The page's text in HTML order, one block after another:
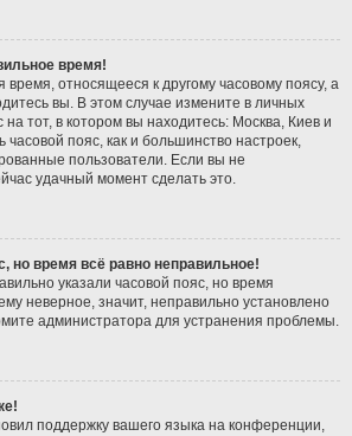
время!
относящееся к другому часовому поясу, а
вы. В этом случае измените в личных
на тот, в котором вы находитесь: Москва, Киев и
часовой пояс, как и большинство настроек,
пользователи. Если вы не
удачный момент сделать это.
но время всё равно неправильное!
указали часовой пояс, но время
неверное, значит, неправильно установлено
администратора для устранения проблемы.
поддержку вашего языка на конференции,